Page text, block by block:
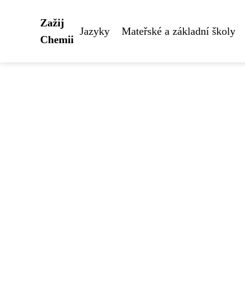
Zažij
Chemii
Jazyky Mateřské a základní školy